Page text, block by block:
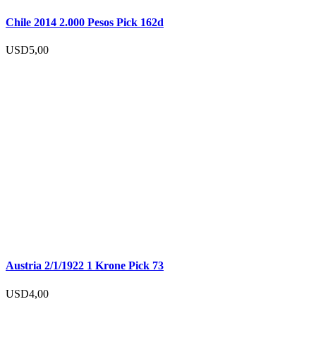
Chile 2014 2.000 Pesos Pick 162d
USD5,00
Austria 2/1/1922 1 Krone Pick 73
USD4,00